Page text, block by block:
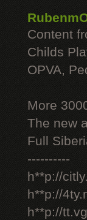
Content
Childs
OPVA,
More
The new
Full
----------
h**p://
h**p://
h**p://